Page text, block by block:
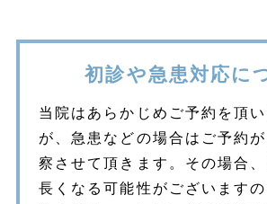
初診や急患対応に
当院はあらかじめご予約を頂
が、急患などの場合はご予約
察させて頂きます。その場合
長くなる可能性がございます